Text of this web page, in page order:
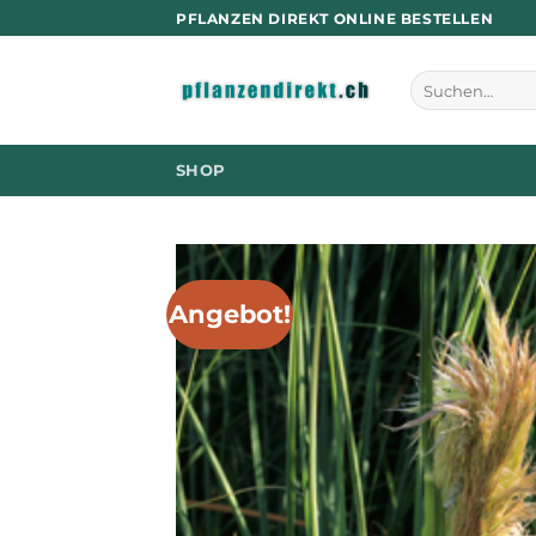
Inhalt
PFLANZEN DIREKT ONLINE BESTELLEN
Suchen
nach:
SHOP
Angebot!